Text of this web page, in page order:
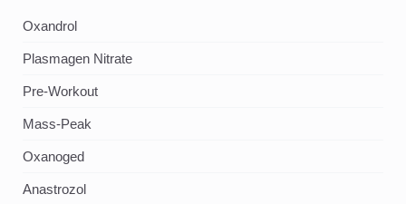
Oxandrol
Plasmagen Nitrate
Pre-Workout
Mass-Peak
Oxanoged
Аnastrozol